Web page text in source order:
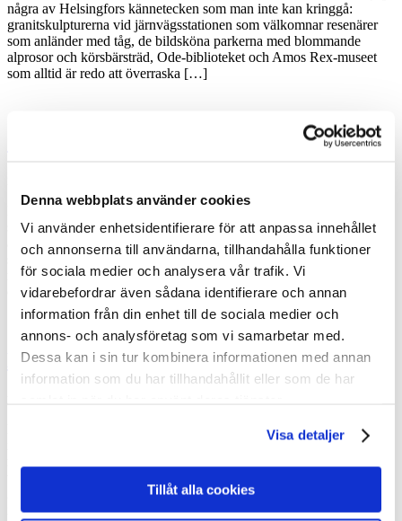
Denna webbplats använder cookies
Vi använder enhetsidentifierare för att anpassa innehållet
och annonserna till användarna, tillhandahålla funktioner
för sociala medier och analysera vår trafik. Vi
vidarebefordrar även sådana identifierare och annan
information från din enhet till de sociala medier och
annons- och analysföretag som vi samarbetar med.
Dessa kan i sin tur kombinera informationen med annan
information som du har tillhandahållit eller som de har
Visa detaljer
Tillåt alla cookies
några av Helsingfors kännetecken som man inte kan kringgå:
granitskulpturerna vid järnvägsstationen som välkomnar resenärer
som anländer med tåg, de bildsköna parkerna med blommande
alprosor och körsbärsträd, Ode-biblioteket och Amos Rex-museet
som alltid är redo att överraska […]
Summer in Helsinki by Kalle Särkkä
Finalist i My Finland Poster 2020-tävlingen! Konstnären presenterar
sitt verk: Det somriga Helsingfors består av många olika element. I
affischen kan man se kontrasten mellan naturen och stadskulturen,
som i Helsingfors stöder varandra istället för att utesluta varandra. I
mitt verk ville jag också ge betraktaren tolkningsmöjligheter och en
chans att varje gång hitta nya […]
Helsinki – Heartbeat by Mareike Mosch
Konstnären presenterar sitt verk: Jag arbetade på den här affischen i
november 2019 för tävlingen ”My Finland poster 2020”. Jag hade
2020. Jag är ett stort fotbollsfan och bestämde mig spontant för att
inkludera en hyllning till […]